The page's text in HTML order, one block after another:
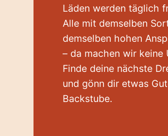
Läden werden täglich
Alle mit demselben
demselben hohen
– da machen wir keine
Finde deine nächste
und gönn dir etwas
Backstube.